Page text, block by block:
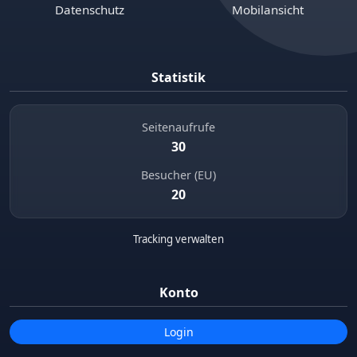
Datenschutz
Mobilansicht
Statistik
Seitenaufrufe
30
Besucher (EU)
20
Tracking verwalten
Konto
Login